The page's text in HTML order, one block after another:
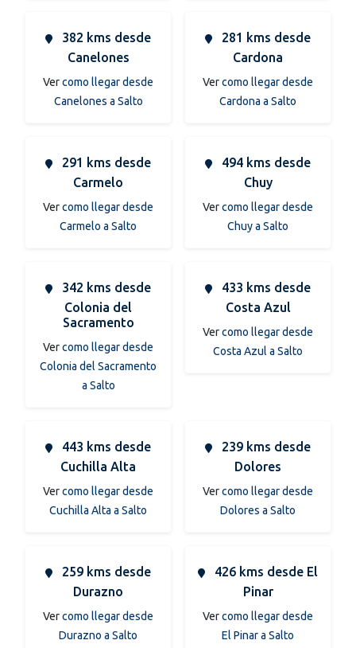
382 kms desde
Canelones
Vercomo llegar desde
Canelones a Salto
281 kms desde
Cardona
Vercomo llegar desde
Cardona a Salto
291 kms desde
Carmelo
Vercomo llegar desde
Carmelo a Salto
494 kms desde
Chuy
Vercomo llegar desde
Chuy a Salto
342 kms desde
Colonia del
Sacramento
Vercomo llegar desde
Colonia del Sacramento
a Salto
433 kms desde
Costa Azul
Vercomo llegar desde
Costa Azul a Salto
443 kms desde
Cuchilla Alta
Vercomo llegar desde
Cuchilla Alta a Salto
239 kms desde
Dolores
Vercomo llegar desde
Dolores a Salto
259 kms desde
Durazno
Vercomo llegar desde
Durazno a Salto
426 kms desde El
Pinar
Vercomo llegar desde
El Pinar a Salto